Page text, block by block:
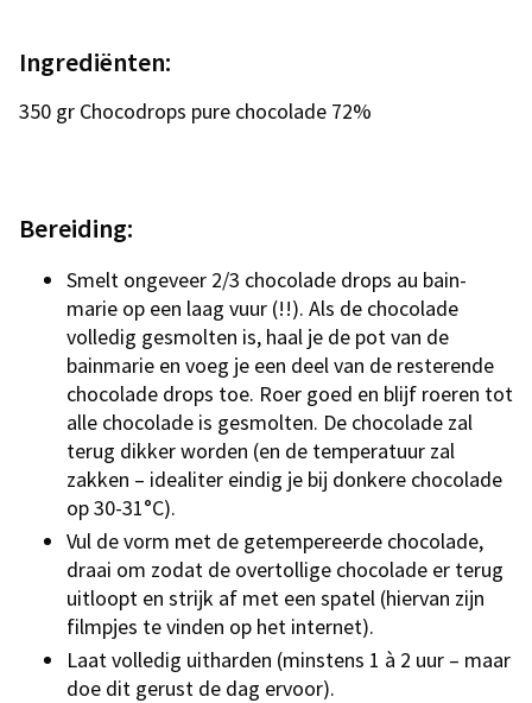
Ingrediënten:
350 gr Chocodrops pure chocolade 72%
Bereiding:
Smelt ongeveer 2/3 chocolade drops au bain-
marie op een laag vuur (!!). Als de chocolade
volledig gesmolten is, haal je de pot van de
bainmarie en voeg je een deel van de resterende
chocolade drops toe. Roer goed en blijf roeren tot
alle chocolade is gesmolten. De chocolade zal
terug dikker worden (en de temperatuur zal
zakken – idealiter eindig je bij donkere chocolade
op 30-31°C).
Vul de vorm met de getempereerde chocolade,
draai om zodat de overtollige chocolade er terug
uitloopt en strijk af met een spatel (hiervan zijn
filmpjes te vinden op het internet).
Laat volledig uitharden (minstens 1 à 2 uur – maar
doe dit gerust de dag ervoor).